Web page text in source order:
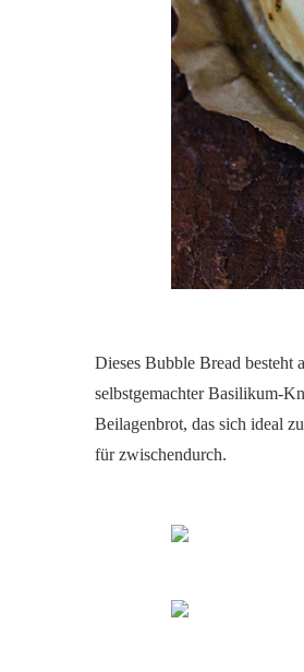
Dieses Bubble Bread besteht
selbstgemachter Basilikum-
Beilagenbrot, das sich ideal
für zwischendurch.